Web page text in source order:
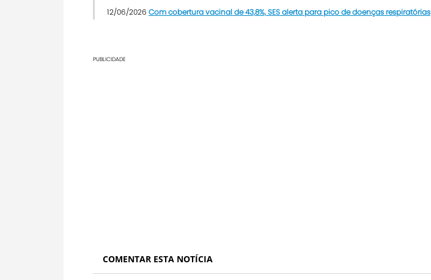
12/06/2026 Com cobertura vacinal de 43,8%, SES alerta para pico de doenças respiratórias
PUBLICIDADE
COMENTAR ESTA NOTÍCIA